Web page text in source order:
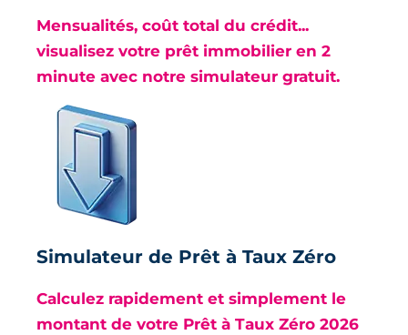
Mensualités, coût total du crédit...
visualisez votre prêt immobilier en 2
minute avec notre simulateur gratuit.
Simulateur de Prêt à Taux Zéro
Calculez rapidement et simplement le
montant de votre Prêt à Taux Zéro 2026